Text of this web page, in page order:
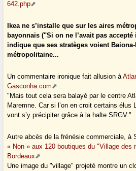
642.php
Ikea ne s’installe que sur les aires
bayonnais ("Si on ne l’avait pas
indique que ses stratèges voient
métropolitaine...
Un commentaire ironique fait allusion à
Gasconha.com
:
"Mais tout cela sera balayé par le centre
Maremne. Car si l’on en croit certains élus
vont s’y précipiter grâce à la halte SRGV."
Autre abcès de la frénésie commerciale, à
« Non » aux 120 boutiques du "Village des
Bordeaux
Une image du "village" projeté montre un